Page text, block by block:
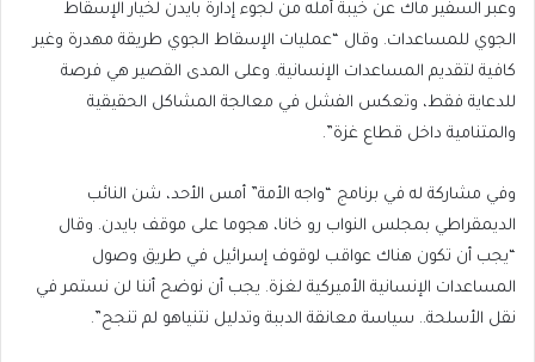
وعبر السفير ماك عن خيبة أمله من لجوء إدارة بايدن لخيار الإسقاط
الجوي للمساعدات. وقال “عمليات الإسقاط الجوي طريقة مهدرة وغير
كافية لتقديم المساعدات الإنسانية. وعلى المدى القصير هي فرصة
للدعاية فقط، وتعكس الفشل في معالجة المشاكل الحقيقية
والمتنامية داخل قطاع غزة”.
وفي مشاركة له في برنامج “واجه الأمة” أمس الأحد، شن النائب
الديمقراطي بمجلس النواب رو خانا، هجوما على موقف بايدن. وقال
“يجب أن تكون هناك عواقب لوقوف إسرائيل في طريق وصول
المساعدات الإنسانية الأميركية لغزة. يجب أن نوضح أننا لن نستمر في
نقل الأسلحة.. سياسة معانقة الدببة وتدليل نتنياهو لم تنجح”.